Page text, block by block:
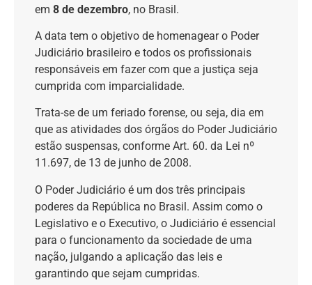
em 8 de dezembro, no Brasil.
A data tem o objetivo de homenagear o Poder
Judiciário brasileiro e todos os profissionais
responsáveis em fazer com que a justiça seja
cumprida com imparcialidade.
Trata-se de um feriado forense, ou seja, dia em
que as atividades dos órgãos do Poder Judiciário
estão suspensas, conforme Art. 60. da Lei nº
11.697, de 13 de junho de 2008.
O Poder Judiciário é um dos três principais
poderes da República no Brasil. Assim como o
Legislativo e o Executivo, o Judiciário é essencial
para o funcionamento da sociedade de uma
nação, julgando a aplicação das leis e
garantindo que sejam cumpridas.